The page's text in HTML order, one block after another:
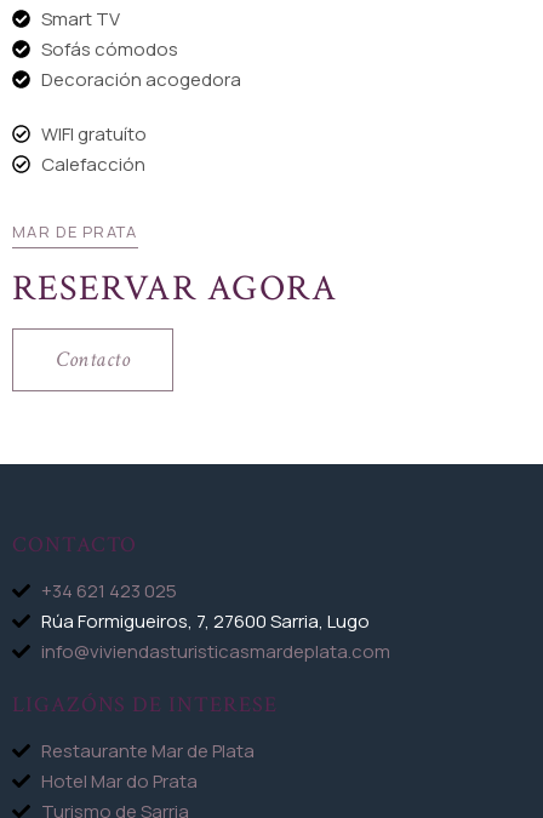
Smart TV
Sofás cómodos
Decoración acogedora
WIFI gratuíto
Calefacción
MAR DE PRATA
RESERVAR AGORA
Contacto
CONTACTO
+34 621 423 025
Rúa Formigueiros, 7, 27600 Sarria, Lugo
info@viviendasturisticasmardeplata.com
LIGAZÓNS DE INTERESE
Restaurante Mar de Plata
Hotel Mar do Prata
Turismo de Sarria